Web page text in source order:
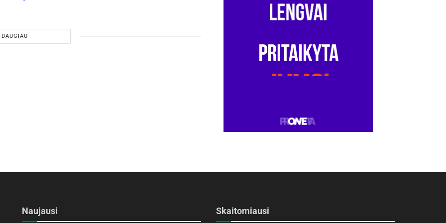
DAUGIAU
Naujausi Skaitomiausi